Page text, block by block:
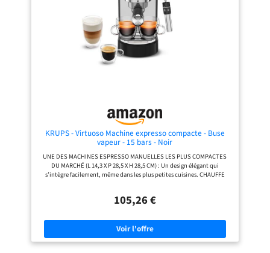
COMPATIBLE FILTRE AQUACLEAN :
Réduit la formation de calcaire,
minimisant le besoin de détartrage
fréquent et prolongeant la durée de
vie de la machine à café.
fonctionnalité au quotidien
UTILISATION ET NETTOYAGE SANS
EFFORT: les commandes éclairées,
le bac d’égouttage et le réservoir
préparation et l’entretien simples et
propres CE N’EST PAS JUSTE
KRUPS - Virtuoso Machine expresso compacte - Buse
vapeur - 15 bars - Noir
UNE DES MACHINES ESPRESSO MANUELLES LES PLUS COMPACTES
DU MARCHÉ (L 14,3 X P 28,5 X H 28,5 CM) : Un design élégant qui
s’intègre facilement, même dans les plus petites cuisines. CHAUFFE
une crema onctueuse. INTERFACE FACILE & PORTE FILTRE PRATIQUE : 4
(5/15/30 min), marc de café facile à vider grâce au crochet retenant le
filtre BUSE VAPEUR BARISTA DOUBLE MODE : Créez une mousse de lait
onctueuse ou du lait chaud pour des cappuccinos et latte macchiatos
dignes d’un café pro, depuis chez vous. ACCESSOIRES BARISTA INCLUS
105,26 €